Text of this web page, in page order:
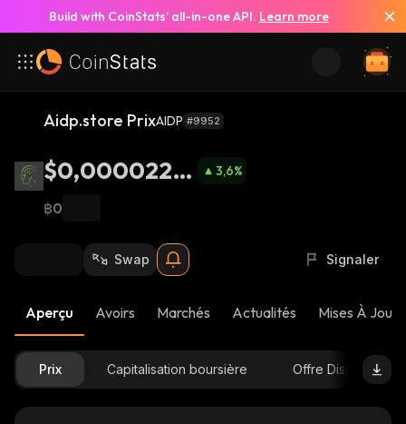
Build with CoinStats’ all-in-one API. Learn more
Aidp.store PrixAIDP #9952
$0,0000229
8
3,6%
฿0
Swap Signaler
Aperçu Avoirs Marchés Actualités Mises À Jour
Prix Capitalisation boursière Offre Disponible